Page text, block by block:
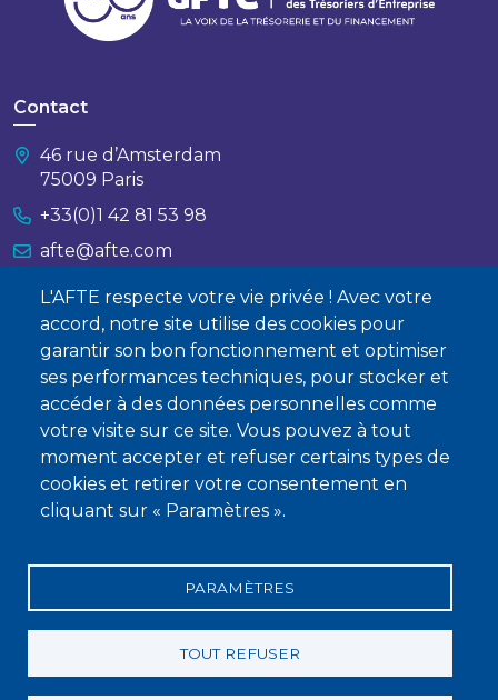
L'AFTE respecte votre vie privée ! Avec votre
accord, notre site utilise des cookies pour
garantir son bon fonctionnement et optimiser
ses performances techniques, pour stocker et
accéder à des données personnelles comme
votre visite sur ce site. Vous pouvez à tout
moment accepter et refuser certains types de
cookies et retirer votre consentement en
cliquant sur « Paramètres ».
PARAMÈTRES
TOUT REFUSER
Contact
46 rue d’Amsterdam
75009 Paris
+33(0)1 42 81 53 98
afte@afte.com
Nous contacter
À propos
Qui sommes-nous ?
Devenir membre
Mentions légales
Conditions générales de vente